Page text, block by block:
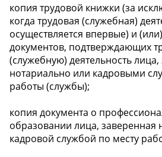
копия трудовой книжки (за
когда трудовая (служебная)
осуществляется впервые) и
документов, подтверждающих
(служебную) деятельность
нотариально или кадровыми
работы (службы);
копия документа о
образовании лица, заверенная
кадровой службой по месту